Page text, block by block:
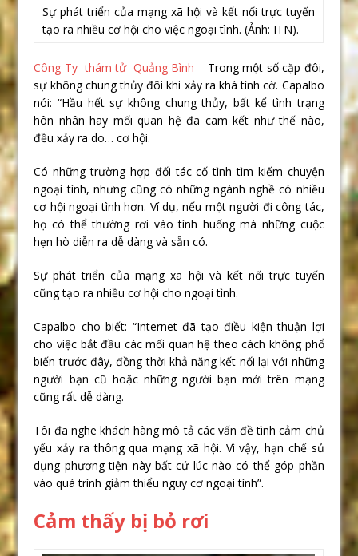
Sự phát triển của mạng xã hội và kết nối trực tuyến
tạo ra nhiều cơ hội cho việc ngoại tình. (Ảnh: ITN).
Công Ty thám tử Quảng Bình – Trong một số cặp đôi,
sự không chung thủy đôi khi xảy ra khá tình cờ. Capalbo
nói: “Hầu hết sự không chung thủy, bất kể tình trạng
hôn nhân hay mối quan hệ đã cam kết như thế nào,
đều xảy ra do… cơ hội.
Có những trường hợp đối tác cố tình tìm kiếm chuyện
ngoại tình, nhưng cũng có những ngành nghề có nhiều
cơ hội ngoại tình hơn. Ví dụ, nếu một người đi công tác,
họ có thể thường rơi vào tình huống mà những cuộc
hẹn hò diễn ra dễ dàng và sẵn có.
Sự phát triển của mạng xã hội và kết nối trực tuyến
cũng tạo ra nhiều cơ hội cho ngoại tình.
Capalbo cho biết: “Internet đã tạo điều kiện thuận lợi
cho việc bắt đầu các mối quan hệ theo cách không phổ
biến trước đây, đồng thời khả năng kết nối lại với những
người bạn cũ hoặc những người bạn mới trên mạng
cũng rất dễ dàng.
Tôi đã nghe khách hàng mô tả các vấn đề tình cảm chủ
yếu xảy ra thông qua mạng xã hội. Vì vậy, hạn chế sử
dụng phương tiện này bất cứ lúc nào có thể góp phần
vào quá trình giảm thiểu nguy cơ ngoại tình”.
Cảm thấy bị bỏ rơi